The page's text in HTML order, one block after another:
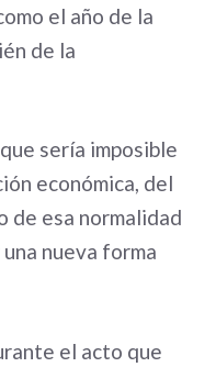
el año de la
de la
sería imposible
económica, del
de esa normalidad
nueva forma
el acto que